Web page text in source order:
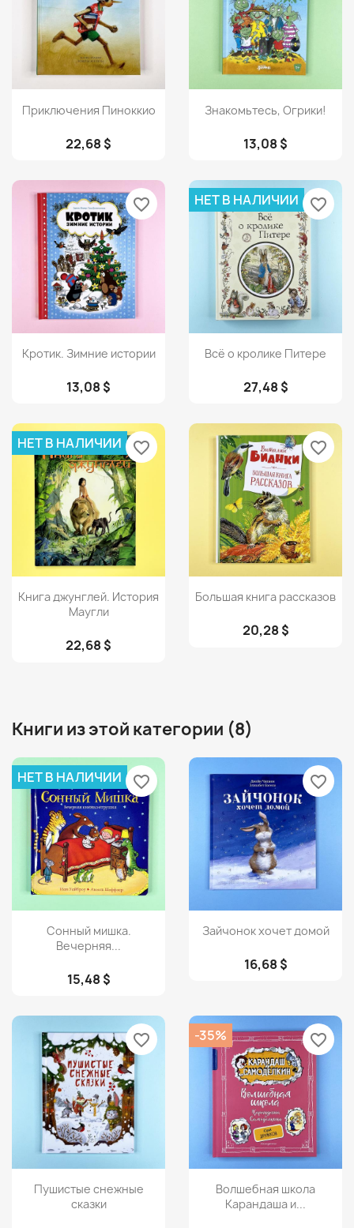
Просмотр
Приключения Пиноккио
22,68 $
Просмотр
Знакомьтесь, Огрики!
13,08 $
 Просмотр
Кротик. Зимние истории
13,08 $
favorite_border
Просмотр
Всё о кролике Питере
27,48 $
НЕТ В НАЛИЧИИ favorite_border
Просмотр
Книга джунглей. История
Маугли
22,68 $
НЕТ В НАЛИЧИИ favorite_border
Просмотр
Большая книга рассказов
20,28 $
favorite_border
Книги из этой категории (8)
Просмотр
Сонный мишка.
Вечерняя...
15,48 $
НЕТ В НАЛИЧИИ favorite_border
Просмотр
Зайчонок хочет домой
16,68 $
favorite_border
Просмотр
Пушистые снежные
сказки
favorite_border
Просмотр
Волшебная школа
Карандаша и...
-35% favorite_border